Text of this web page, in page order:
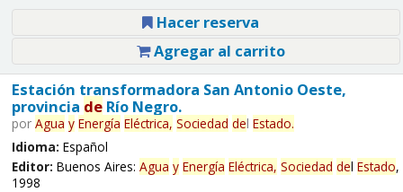
Hacer reserva
Agregar al carrito
Estación transformadora San Antonio Oeste,
provincia deRío Negro.
por Agua y Energía Eléctrica, Sociedad del Estado.
Idioma: Español
Editor: Buenos Aires: Agua y Energía Eléctrica, Sociedad del Estado,
1998